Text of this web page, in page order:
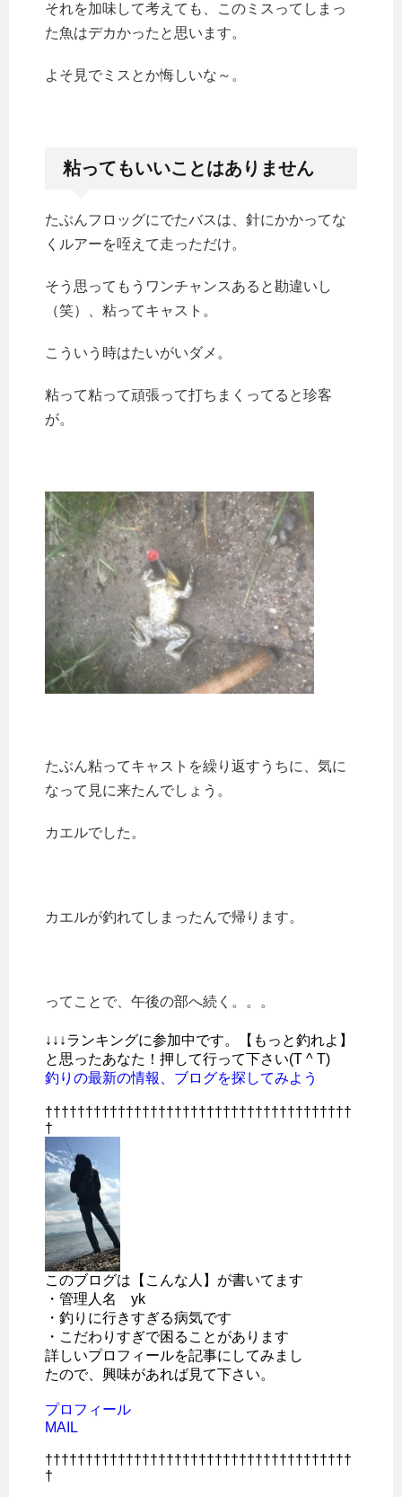
それを加味して考えても、このミスってしまっ
た魚はデカかったと思います。
よそ見でミスとか悔しいな～。
粘ってもいいことはありません
たぶんフロッグにでたバスは、針にかかってな
くルアーを咥えて走っただけ。
そう思ってもうワンチャンスあると勘違いし
（笑）、粘ってキャスト。
こういう時はたいがいダメ。
粘って粘って頑張って打ちまくってると珍客
が。
たぶん粘ってキャストを繰り返すうちに、気に
なって見に来たんでしょう。
カエルでした。
カエルが釣れてしまったんで帰ります。
ってことで、午後の部へ続く。。。
↓↓↓ランキングに参加中です。【もっと釣れよ】
と思ったあなた！押して行って下さい(T ^ T)
釣りの最新の情報、ブログを探してみよう
††††††††††††††††††††††††††††††††††††††
†
このブログは【こんな人】が書いてます
・管理人名 yk
・釣りに行きすぎる病気です
・こだわりすぎで困ることがあります
詳しいプロフィールを記事にしてみまし
たので、興味があれば見て下さい。
プロフィール
MAIL
††††††††††††††††††††††††††††††††††††††
†